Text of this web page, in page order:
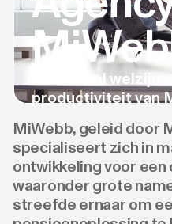
Financieel welzijn
productiviteit van
MiWebb, geleid door
specialiseert zich in
ontwikkeling voor
waaronder grote
streefde ernaar om